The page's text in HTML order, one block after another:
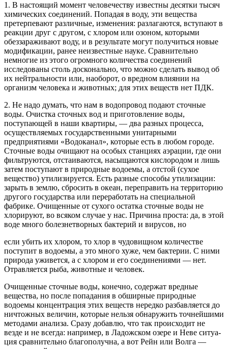
1. В настоящий момент человечеству извест­ны десятки тысяч
химических соединений. Попа­дая в воду, эти вещества
претерпевают различные, изменения: разлагаются, вступают в
реакции друг с другом, с хлором или озоном, которыми
обезза­раживают воду, и в результате могут получиться но­вые
модификации, ранее неизвестные науке. Срав­нительно
немногие из этого огромного количества соединений
исследованы столь досконально, что можно сделать вывод об
их нейтральности или, наоборот, о вредном влиянии на
организм человека и животных; для этих веществ нет ПДК.
2. Не надо думать, что нам в водопровод подают сточные
воды. Очистка сточных вод и приготов­ление воды,
поступающей в наши квартиры, — два разных процесса,
осуществляемых государственны­ми унитарными
предприятиями «Водоканал», кото­рые есть в любом городе.
Сточные воды очищают на особых станциях аэрации, где они
фильтруют­ся, отстаиваются, насыщаются кислородом и лишь
затем поступают в природные водоемы, а отстой (сухое
вещество) утилизируется. Есть разные спосо­бы утилизации:
зарыть в землю, сбросить в океан, переправить на территорию
другого государства или переработать на специальной
фабрике. Очищенные от сухого остатка сточные воды не
хлорируют, во всяком случае у нас. Причина проста: да, в этой
воде много болезнетворных бактерий и вирусов, но
если убить их хлором, то хлор в чудовищном количестве
поступит в водоемы, а это много хуже, чем бакте­рии. С ними
природа уживется, а с хлором и его соединениями — нет.
Отравляется рыба, животные и человек.
Очищенные сточные воды, конечно, содержат вредные
вещества, но после попадания в обширные природные
водоемы концентрация этих веществ не­редко разбавляется до
ничтожных величин, которые нельзя обнаружить точнейшими
методами анализа. Сразу добавлю, что так происходит не
везде и не всегда: например, в Ладожском озере и Неве ситуа­
ция сравнительно благополучна, а вот Рейн или Волга —